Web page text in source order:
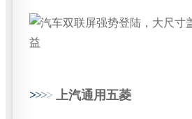
>>>> 上汽通用五菱